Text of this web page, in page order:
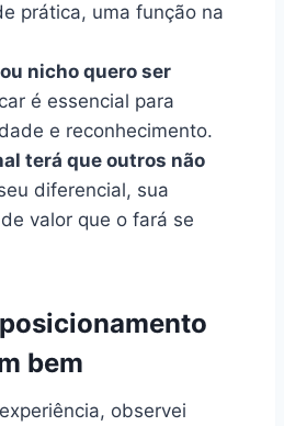
prática, uma função na
nicho quero ser
é essencial para
e reconhecimento.
terá que outros não
diferencial, sua
valor que o fará se
bem
observei